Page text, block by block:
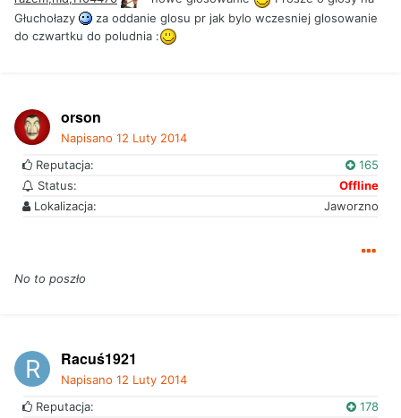
Głuchołazy
za oddanie glosu pr jak bylo wczesniej glosowanie
do czwartku do poludnia :
orson
Napisano 12 Luty 2014
Reputacja:
165
Status:
Offline
Lokalizacja:
Jaworzno
No to poszło
Racuś1921
Napisano 12 Luty 2014
Reputacja:
178